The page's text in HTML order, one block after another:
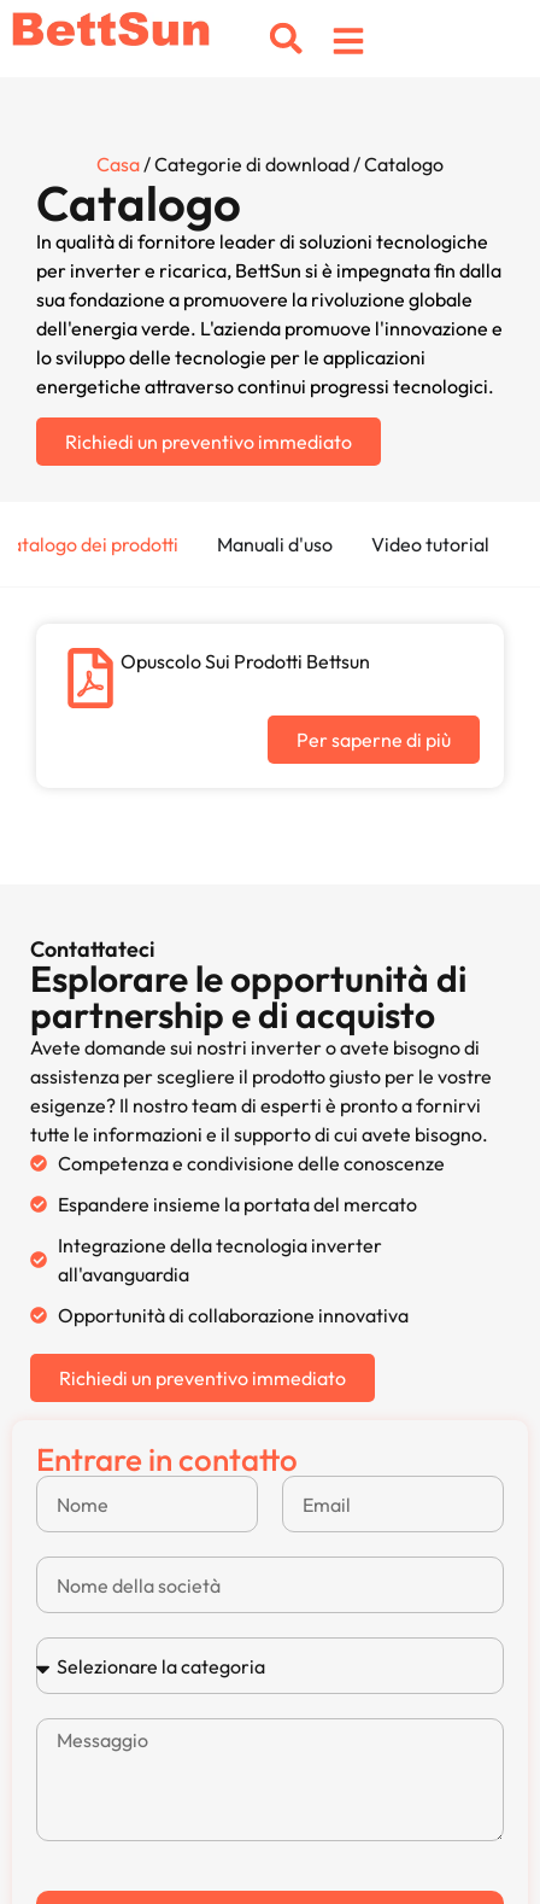
Casa/ Categorie di download / Catalogo
Catalogo
In qualità di fornitore leader di soluzioni tecnologiche
per inverter e ricarica, BettSun si è impegnata fin dalla
sua fondazione a promuovere la rivoluzione globale
dell'energia verde. L'azienda promuove l'innovazione e
lo sviluppo delle tecnologie per le applicazioni
energetiche attraverso continui progressi tecnologici.
Richiedi un preventivo immediato
dei prodotti Manuali d'uso Video tutorial
Opuscolo Sui Prodotti Bettsun
Per saperne di più
Contattateci
Esplorare le opportunità di
partnership e di acquisto
Avete domande sui nostri inverter o avete bisogno di
assistenza per scegliere il prodotto giusto per le vostre
esigenze? Il nostro team di esperti è pronto a fornirvi
tutte le informazioni e il supporto di cui avete bisogno.
Competenza e condivisione delle conoscenze
Espandere insieme la portata del mercato
Integrazione della tecnologia inverter
all'avanguardia
Opportunità di collaborazione innovativa
Richiedi un preventivo immediato
Entrare in contatto